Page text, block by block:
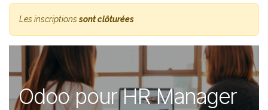
Les inscriptionssont clôturées
Odoo pour HR Manager